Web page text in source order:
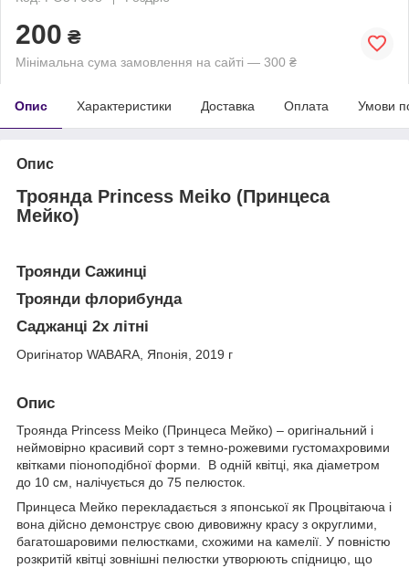
200 ₴
Мінімальна сума замовлення на сайті — 300 ₴
Опис Характеристики Доставка Оплата Умови
Опис
Троянда Princess Meiko (Принцеса
Мейко)
Троянди Сажинці
Троянди флорибунда
Саджанці 2х літні
Оригінатор WABARA, Японія, 2019 г
Опис
Троянда Princess Meiko (Принцеса Мейко) – оригінальний і
неймовірно красивий сорт з темно-рожевими густомахровими
квітками піоноподібної форми. В одній квітці, яка діаметром
до 10 см, налічується до 75 пелюсток.
Принцеса Мейко перекладається з японської як Процвітаюча і
вона дійсно демонструє свою дивовижну красу з округлими,
багатошаровими пелюстками, схожими на камелії. У повністю
розкритій квітці зовнішні пелюстки утворюють спідницю, що